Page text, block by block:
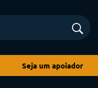
Seja um apoiador